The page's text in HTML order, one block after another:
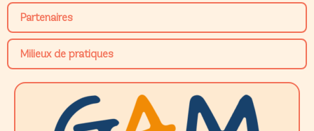
Partenaires
Milieux de pratiques